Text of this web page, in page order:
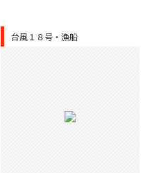
台風１８号・漁船